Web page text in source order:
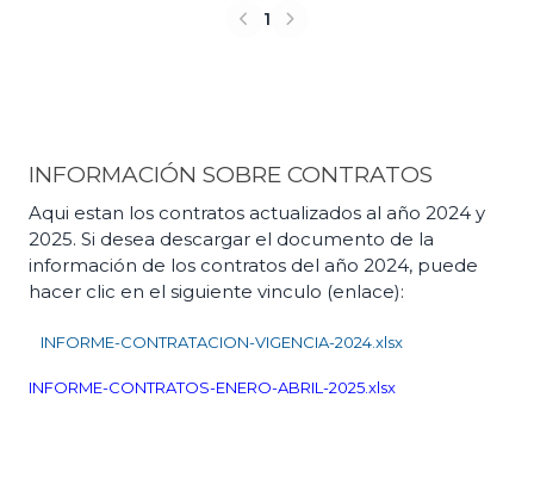
1
INFORMACIÓN SOBRE CONTRATOS
​Aqui estan los contratos actualizados al año 2024 y
2025. Si desea descargar el documento de la
información de los contratos del año 2024, puede
hacer clic en el siguiente vinculo (enlace):
INFORME-CONTRATACION-VIGENCIA-2024.xlsx
INFORME-CONTRATOS-ENERO-ABRIL-2025.xlsx